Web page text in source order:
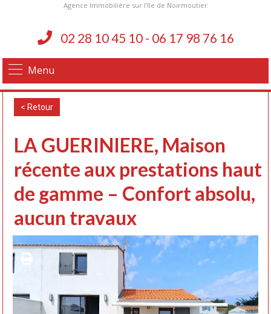
Agence Immobilière sur l'île de Noirmoutier
Menu
02 28 10 45 10 - 06 17 98 76 16
< Retour
LA GUERINIERE, Maison
récente aux prestations haut
de gamme – Confort absolu,
aucun travaux